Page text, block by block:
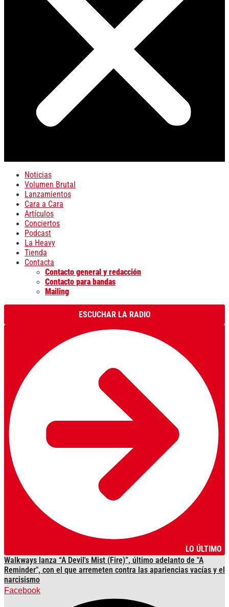
Noticias
Volumen Brutal
Lanzamientos
Cara a Cara
Artículos
Conciertos
Podcast
La Heavy
Tienda
Contacta
Contacto general y redacción
Contacto para bandas
Mailing
ESCUCHAR LA RADIO
LO ÚLTIMO
Walkways lanza “A Devil's Mist (Fire)”, último adelanto de "A
Reminder", con el que arremeten contra las apariencias vacías y el
narcisismo
Facebook